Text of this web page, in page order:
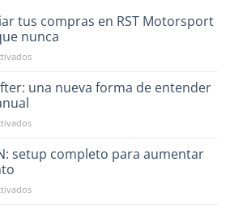
tus compras en RST Motorsport
nunca
en
financiar
en
Motorsport
fácil
una nueva forma de entender
en
Ultra
Shifter:
nueva
setup completo para aumentar
en